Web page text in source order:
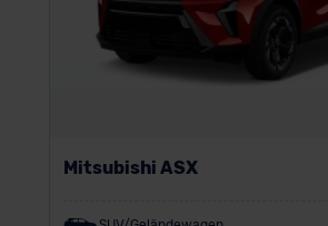
Mitsubishi ASX